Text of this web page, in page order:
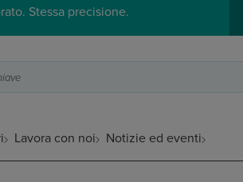
Stessa precisione.
Lavora con noi Notizie ed eventi